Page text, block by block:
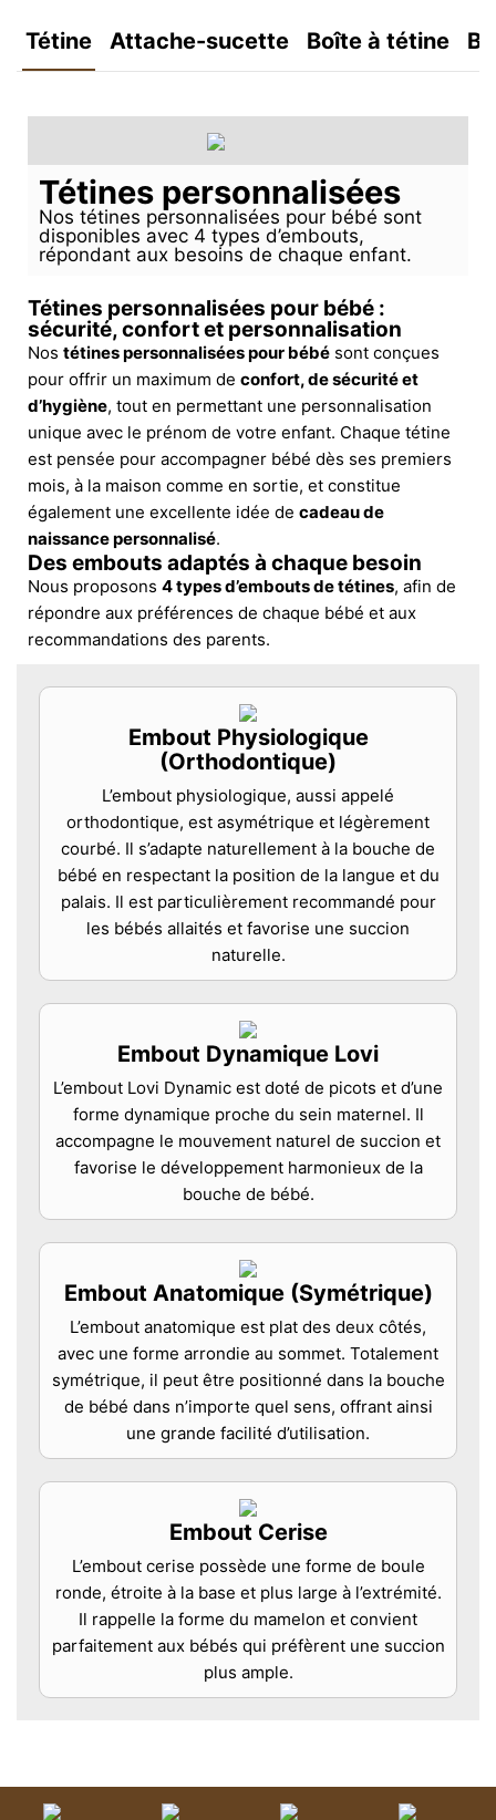
Tétine Attache-sucette Boîte à tétine
Tétines personnalisées
Nos tétines personnalisées pour bébé sont
disponibles avec 4 types d’embouts,
répondant aux besoins de chaque enfant.
Tétines personnalisées pour bébé :
sécurité, confort et personnalisation
Nos tétines personnalisées pour bébé sont conçues
pour offrir un maximum de confort, de sécurité et
d’hygiène, tout en permettant une personnalisation
unique avec le prénom de votre enfant. Chaque tétine
est pensée pour accompagner bébé dès ses premiers
mois, à la maison comme en sortie, et constitue
également une excellente idée de cadeau de
naissance personnalisé.
Des embouts adaptés à chaque besoin
Nous proposons 4 types d’embouts de tétines, afin de
répondre aux préférences de chaque bébé et aux
recommandations des parents.
Embout Physiologique
(Orthodontique)
L’embout physiologique, aussi appelé
orthodontique, est asymétrique et légèrement
courbé. Il s’adapte naturellement à la bouche de
bébé en respectant la position de la langue et du
palais. Il est particulièrement recommandé pour
les bébés allaités et favorise une succion
naturelle.
Embout Dynamique Lovi
L’embout Lovi Dynamic est doté de picots et d’une
forme dynamique proche du sein maternel. Il
accompagne le mouvement naturel de succion et
favorise le développement harmonieux de la
bouche de bébé.
Embout Anatomique (Symétrique)
L’embout anatomique est plat des deux côtés,
avec une forme arrondie au sommet. Totalement
symétrique, il peut être positionné dans la bouche
de bébé dans n’importe quel sens, offrant ainsi
une grande facilité d’utilisation.
Embout Cerise
L’embout cerise possède une forme de boule
ronde, étroite à la base et plus large à l’extrémité.
Il rappelle la forme du mamelon et convient
parfaitement aux bébés qui préfèrent une succion
plus ample.